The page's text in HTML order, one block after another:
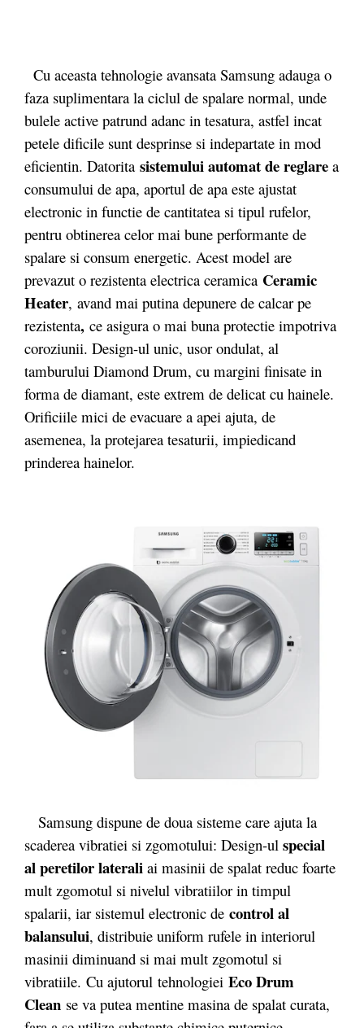
Cu aceasta tehnologie avansata Samsung adauga o
faza suplimentara la ciclul de spalare normal, unde
bulele active patrund adanc in tesatura, astfel incat
petele dificile sunt desprinse si indepartate in mod
eficientin. Datorita sistemului automat de reglare a
consumului de apa, aportul de apa este ajustat
electronic in functie de cantitatea si tipul rufelor,
pentru obtinerea celor mai bune performante de
spalare si consum energetic. Acest model are
prevazut o rezistenta electrica ceramica Ceramic
Heater, avand mai putina depunere de calcar pe
rezistenta, ce asigura o mai buna protectie impotriva
coroziunii. Design-ul unic, usor ondulat, al
tamburului Diamond Drum, cu margini finisate in
forma de diamant, este extrem de delicat cu hainele.
Orificiile mici de evacuare a apei ajuta, de
asemenea, la protejarea tesaturii, impiedicand
prinderea hainelor.
Samsung dispune de doua sisteme care ajuta la
scaderea vibratiei si zgomotului: Design-ul special
al peretilor laterali ai masinii de spalat reduc foarte
mult zgomotul si nivelul vibratiilor in timpul
spalarii, iar sistemul electronic de control al
balansului, distribuie uniform rufele in interiorul
masinii diminuand si mai mult zgomotul si
vibratiile. Cu ajutorul tehnologiei Eco Drum
Clean se va putea mentine masina de spalat curata,